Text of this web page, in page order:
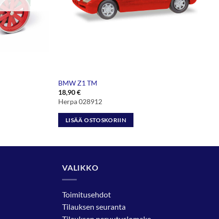
BMW Z1 TM
18,90€
Herpa 028912
LISÄÄ OSTOSKORIIN
VALIKKO
Toimitusehdot
Tilauksen seuranta